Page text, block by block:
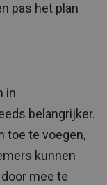
pas het plan
in
belangrijker.
toe te voegen,
kunnen
mee te